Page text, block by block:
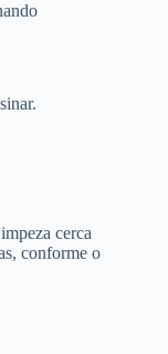
cerca
conforme o